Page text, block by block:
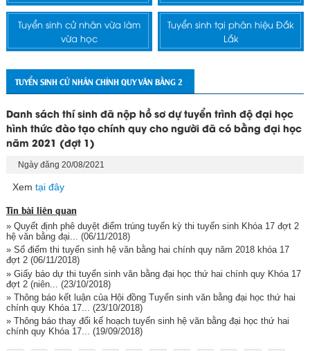
Tuyển sinh cử nhân vừa làm
vừa học
Tuyển sinh tại phân hiệu Đắk
Lắk
TUYỂN SINH CỬ NHÂN CHÍNH QUY VĂN BẰNG 2
Danh sách thí sinh đã nộp hồ sơ dự tuyển trình độ đại học
hình thức đào tạo chính quy cho người đã có bằng đại học
năm 2021 (đợt 1)
Ngày đăng 20/08/2021
Xem tại đây
Tin bài liên quan
» Quyết định phê duyệt điểm trúng tuyển kỳ thi tuyển sinh Khóa 17 đợt 2
hệ văn bằng đại...
(06/11/2018)
» Sổ điểm thi tuyển sinh hệ văn bằng hai chính quy năm 2018 khóa 17
đợt 2(06/11/2018)
» Giấy báo dự thi tuyển sinh văn bằng đại học thứ hai chính quy Khóa 17
đợt 2 (niên...
(23/10/2018)
» Thông báo kết luận của Hội đồng Tuyển sinh văn bằng đại học thứ hai
chính quy Khóa 17... (23/10/2018)
» Thông báo thay đổi kế hoạch tuyển sinh hệ văn bằng đại học thứ hai
chính quy Khóa 17... (19/09/2018)